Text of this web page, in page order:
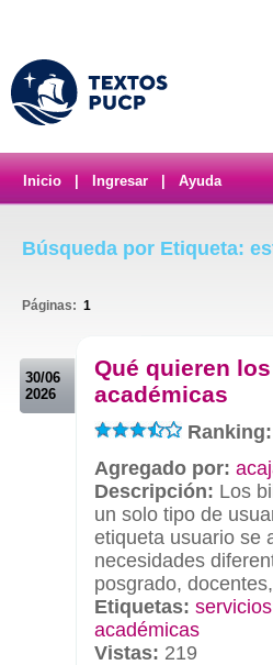
Inicio Ingresar Ayuda
Búsqueda por Etiqueta:
Páginas: 1
30/06
2026
Qué quieren
académicas
Agregado por:
Descripción: Los
un solo tipo de
etiqueta usuario se
necesidades
posgrado,
Etiquetas: servicios
académicas
Vistas: 219